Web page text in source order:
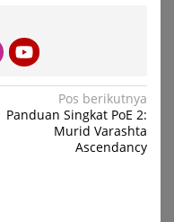
Pos berikutnya
Panduan Singkat PoE 2:
Murid Varashta
Ascendancy